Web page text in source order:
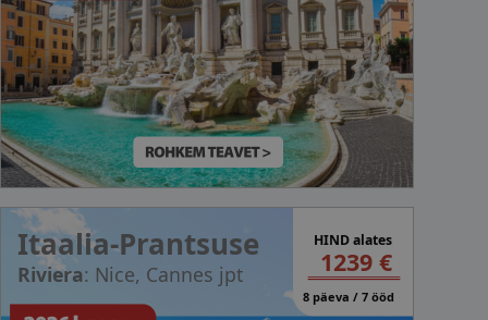
Itaalia-Prantsuse
Riviera: Nice, Cannes jpt
HIND alates
1239 €
8 päeva / 7 ööd